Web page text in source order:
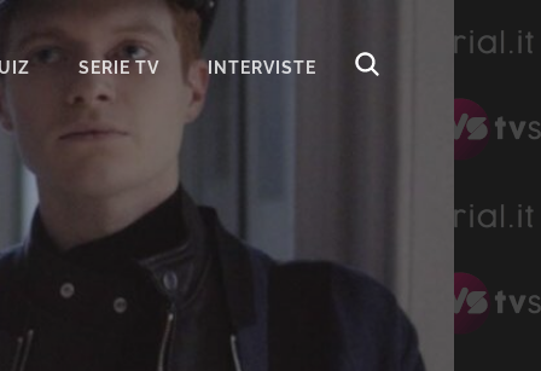
SERIE TV INTERVISTE